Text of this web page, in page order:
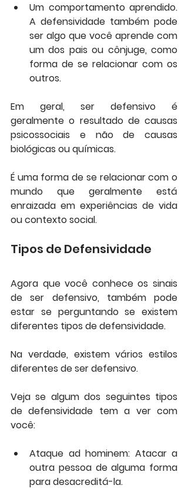
Um comportamento aprendido.
A defensividade também pode
ser algo que você aprende com
um dos pais ou cônjuge, como
forma de se relacionar com os
outros.
Em geral, ser defensivo é
geralmente o resultado de causas
psicossociais e não de causas
biológicas ou químicas.
É uma forma de se relacionar com o
mundo que geralmente está
enraizada em experiências de vida
ou contexto social.
Tipos de Defensividade
Agora que você conhece os sinais
de ser defensivo, também pode
estar se perguntando se existem
diferentes tipos de defensividade.
Na verdade, existem vários estilos
diferentes de ser defensivo.
Veja se algum dos seguintes tipos
de defensividade tem a ver com
você:
Ataque ad hominem: Atacar a
outra pessoa de alguma forma
para desacreditá-la.